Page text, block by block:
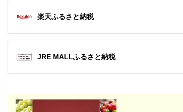
納税
ノートパソコン
Windows11搭載 富士
チ SSD128GB メモリ
4GB 中古 無線LAN カ
U9310
98,000
【高性能再生品ノート
パソコン】
note
LV9【1501383】
200,000
【再生品デスクトップ
パソコン】DELL
楽天ふるさと納税
JRE MALLふるさと納税